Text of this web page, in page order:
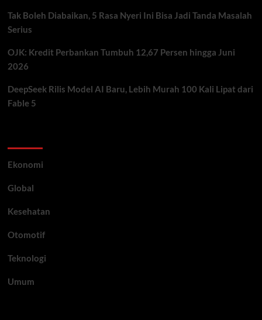
Tak Boleh Diabaikan, 5 Rasa Nyeri Ini Bisa Jadi Tanda Masalah
Serius
OJK: Kredit Perbankan Tumbuh 12,67 Persen hingga Juni
2026
DeepSeek Rilis Model AI Baru, Lebih Murah 100 Kali Lipat dari
Fable 5
Ekonomi
Global
Kesehatan
Otomotif
Teknologi
Umum